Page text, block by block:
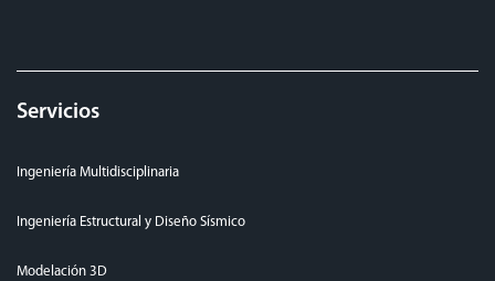
Servicios
Ingeniería Multidisciplinaria
Ingeniería Estructural y Diseño Sísmico
Modelación 3D